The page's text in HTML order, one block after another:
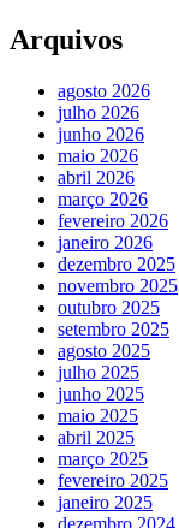
Arquivos
agosto 2026
julho 2026
junho 2026
maio 2026
abril 2026
março 2026
fevereiro 2026
janeiro 2026
dezembro 2025
novembro 2025
outubro 2025
setembro 2025
agosto 2025
julho 2025
junho 2025
maio 2025
abril 2025
março 2025
fevereiro 2025
janeiro 2025
dezembro 2024